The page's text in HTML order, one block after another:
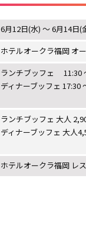
6月12日(水) ～ 6月14日(
ホテルオークラ福岡 オ
ランチブッフェ 11:30
ディナーブッフェ 17:30
ランチブッフェ 大人
ディナーブッフェ 大人
ホテルオークラ福岡 レ